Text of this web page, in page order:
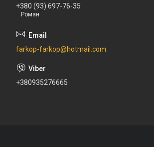
+380 (93) 697-76-35
Роман
farkop-farkop@hotmail.com
+380935276665